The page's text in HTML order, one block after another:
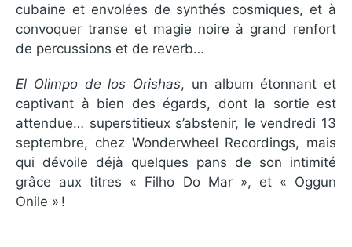
cubaine et envolées de synthés cosmiques, et à
convoquer transe et magie noire à grand renfort
de percussions et de reverb…
El Olimpo de los Orishas, un album étonnant et
captivant à bien des égards, dont la sortie est
attendue… superstitieux s’abstenir, le vendredi 13
septembre, chez Wonderwheel Recordings, mais
qui dévoile déjà quelques pans de son intimité
grâce aux titres « Filho Do Mar », et « Oggun
Onile » !